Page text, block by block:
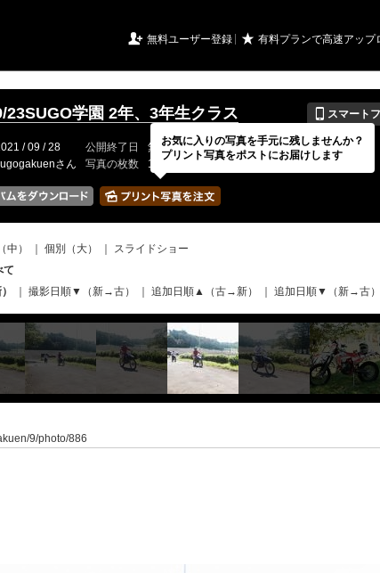
 無料ユーザー登録 ★ 有料プランで高速アップ
23SUGO学園 2年、3年生クラス 📱 スマート
/ 09 / 28 公開終了日 無期限 イベントの期間
---
さん 写真の枚数 1177 / 2000枚
中） 個別（大）
スライドショー
て
撮影日順▼（新→古） 追加日順▲（古→新） 追加日順▼（新→古）
9/photo/886
お気に入りの写真を手元に残しませんか？
プリント写真をポストにお届けします